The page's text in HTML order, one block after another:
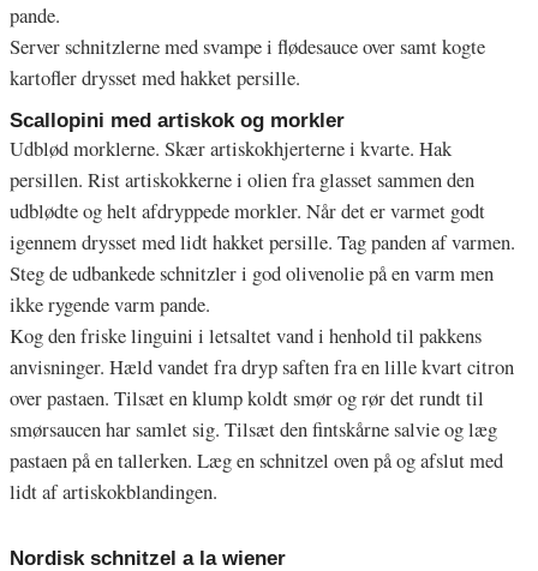
pande.
Server schnitzlerne med svampe i flødesauce over samt kogte
kartofler drysset med hakket persille.
Scallopini med artiskok og morkler
Udblød morklerne. Skær artiskokhjerterne i kvarte. Hak
persillen. Rist artiskokkerne i olien fra glasset sammen den
udblødte og helt afdryppede morkler. Når det er varmet godt
igennem drysset med lidt hakket persille. Tag panden af varmen.
Steg de udbankede schnitzler i god olivenolie på en varm men
ikke rygende varm pande.
Kog den friske linguini i letsaltet vand i henhold til pakkens
anvisninger. Hæld vandet fra dryp saften fra en lille kvart citron
over pastaen. Tilsæt en klump koldt smør og rør det rundt til
smørsaucen har samlet sig. Tilsæt den fintskårne salvie og læg
pastaen på en tallerken. Læg en schnitzel oven på og afslut med
lidt af artiskokblandingen.
Nordisk schnitzel a la wiener